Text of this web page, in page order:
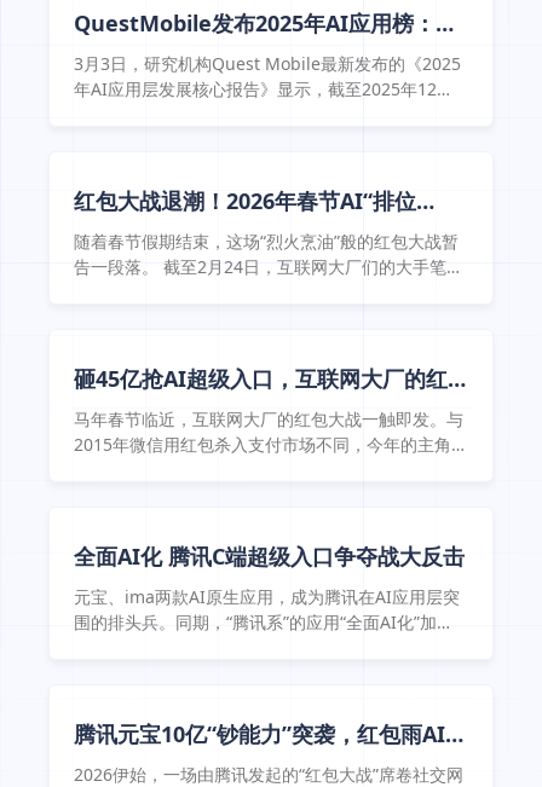
领域。 4月2日，封面新闻记者联系上了销售“AI全家
桶”纸扎的店主阿岳（网名），他表示，该产品来自
一位顾客的定制，自上个星期上架以来，获得了大量
关注，已经 ...
QuestMobile发布2025年AI应用榜：豆
包、DeepSeek、元宝、阿福、千问排前
五
3月3日，研究机构Quest Mobile最新发布的《2025
年AI应用层发展核心报告》显示，截至2025年12
头”格局，断层式领跑全行业。腾讯元宝、蚂蚁阿福
和阿里通义千问紧随其后，稳居前五阵营。
红包大战退潮！2026年春节AI“排位
赛”大洗牌：元宝一度掉出前二十 ...
随着春节假期结束，这场“烈火烹油”般的红包大战暂
告一段落。 截至2月24日，互联网大厂们的大手笔投
砸45亿抢AI超级入口，互联网大厂的红
包大战怎么打
马年春节临近，互联网大厂的红包大战一触即发。与
2015年微信用红包杀入支付市场不同，今年的主角变
于“请客”。截至2月5日的不完全统计，百度、阿里、
腾讯和字节宣称的春节红包大战投入规模已高达45亿
元。
全面AI化 腾讯C端超级入口争夺战大反击
元宝、ima两款AI原生应用，成为腾讯在AI应用层突
围的排头兵。同期，“腾讯系”的应用“全面AI化”加
腾讯元宝10亿“钞能力”突袭，红包雨AI社
交裂变
2026伊始，一场由腾讯发起的“红包大战”席卷社交网